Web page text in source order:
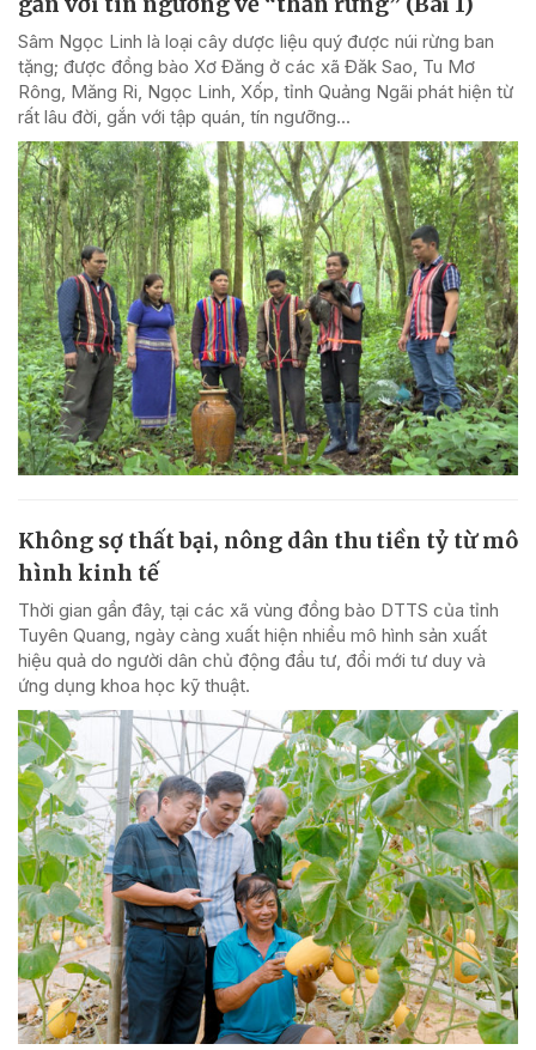
Sâm Ngọc Linh là loại cây dược liệu quý được núi rừng ban
tặng; được đồng bào Xơ Đăng ở các xã Đăk Sao, Tu Mơ
Rông, Măng Ri, Ngọc Linh, Xốp, tỉnh Quảng Ngãi phát hiện từ
rất lâu đời, gắn với tập quán, tín ngưỡng...
Không sợ thất bại, nông dân thu tiền tỷ từ mô
hình kinh tế
Thời gian gần đây, tại các xã vùng đồng bào DTTS của tỉnh
Tuyên Quang, ngày càng xuất hiện nhiều mô hình sản xuất
hiệu quả do người dân chủ động đầu tư, đổi mới tư duy và
ứng dụng khoa học kỹ thuật.